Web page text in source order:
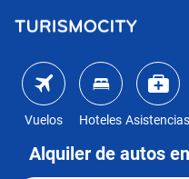
Vuelos Hoteles Asistencias
Alquiler de autos